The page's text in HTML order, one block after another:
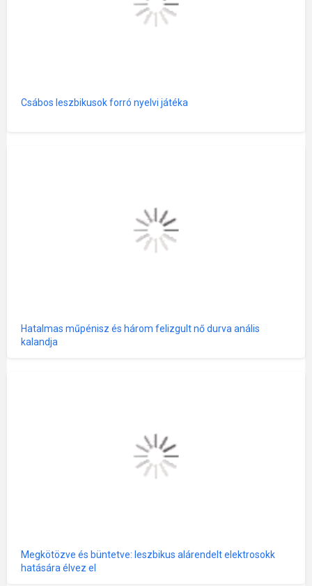
Csábos leszbikusok forró nyelvi játéka
Hatalmas műpénisz és három felizgult nő durva anális
kalandja
Megkötözve és büntetve: leszbikus alárendelt elektrosokk
hatására élvez el